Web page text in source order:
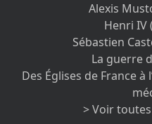
Alexis
Henri IV
Sébastien
La guerre
Des Églises de France
> Voir